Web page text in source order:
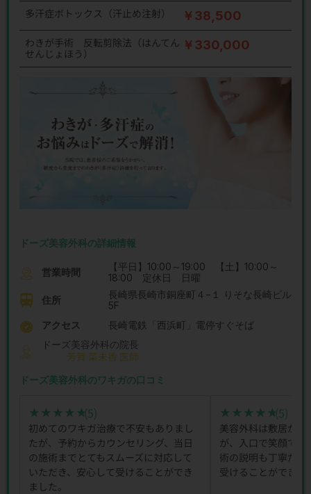
多汗症ボトックス（汗止め注射） ￥38,500
わきが手術 反転剪除法（はんてん
せんじょほう）
￥330,000
ドーズ美容外科の詳細情報
営業時間
【平日】10:00～19:00 【土】10:00～
18:00 定休日 日曜
住所
長崎県長崎市銅座町４−１ りそな長崎ビル
5F
アクセス
長崎電鉄「西浜町」電停すぐそば
ドーズ美容外科の院長
芳賀 菜未香 医師
ドーズ美容外科のワキガの口コミ
★★★★★
★★★★★(5)
初めてのワキガ治療で不安もありまし
たが、予約からカウンセリング、当日
の施術までとてもスムーズに対応して
いただき、安心して受けることができ
ました。
★★★★★
★★★★★(5)
美容外科は敷居が
が、入口で笑顔で迎
術の説明も丁寧だ
受けることができま